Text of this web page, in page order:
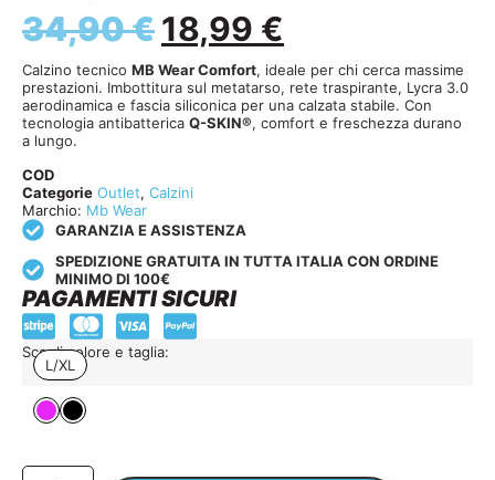
34,90€18,99 €
Calzino tecnico MB Wear Comfort, ideale per chi cerca massime
prestazioni. Imbottitura sul metatarso, rete traspirante, Lycra 3.0
aerodinamica e fascia siliconica per una calzata stabile. Con
tecnologia antibatterica Q-SKIN®, comfort e freschezza durano
a lungo.
COD
Categorie Outlet, Calzini
Marchio: Mb Wear
GARANZIA E ASSISTENZA
SPEDIZIONE GRATUITA IN TUTTA ITALIA CON ORDINE
MINIMO DI 100€
PAGAMENTI SICURI
Scegli colore e taglia:
L/XL